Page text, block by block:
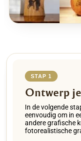
STAP 1
Ontwerp
In de volgende
eenvoudig om in
andere grafische
fotorealistische